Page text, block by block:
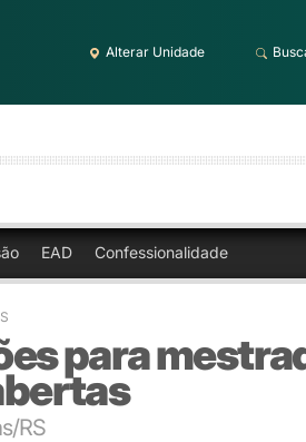
Alterar Unidade
EAD Confessionalidade
para
RS